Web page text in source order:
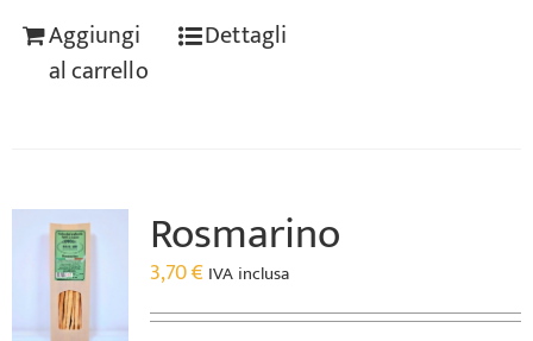
Aggiungi
al carrello
Dettagli
Rosmarino
3,70€ IVA inclusa